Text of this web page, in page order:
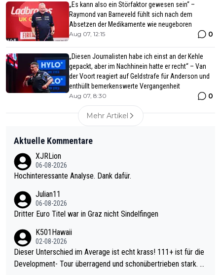
„Es kann also ein Störfaktor gewesen sein“ –
Raymond van Barneveld fühlt sich nach dem
Absetzen der Medikamente wie neugeboren
Aug 07, 12:15 0
„Diesen Journalisten habe ich einst an der Kehle
gepackt, aber im Nachhinein hatte er recht“ – Van
der Voort reagiert auf Geldstrafe für Anderson und
enthüllt bemerkenswerte Vergangenheit
Aug 07, 8:30 0
Mehr Artikel
Aktuelle Kommentare
XJRLion
06-08-2026
Hochinteressante Analyse. Dank dafür.
Julian11
06-08-2026
Dritter Euro Titel war in Graz nicht Sindelfingen
K501Hawaii
02-08-2026
Dieser Unterschied im Average ist echt krass! 111+ ist für die
Development- Tour überragend und schonübertrieben stark. U